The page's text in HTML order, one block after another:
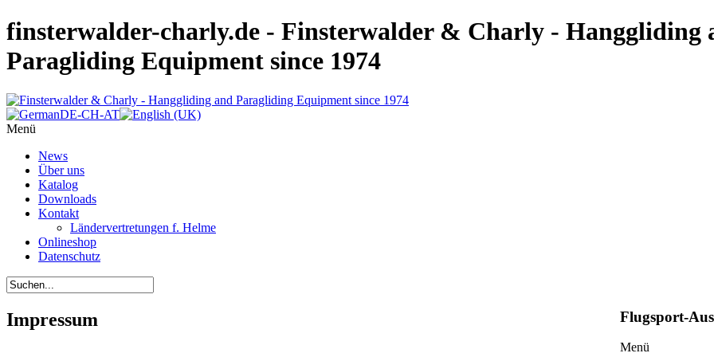
finsterwalder-charly.de - Finsterwalder & Charly - Hanggliding
Paragliding Equipment since 1974
Menü
News
Über uns
Katalog
Downloads
Kontakt
Ländervertretungen f. Helme
Onlineshop
Datenschutz
Impressum Flugsport-
Menü